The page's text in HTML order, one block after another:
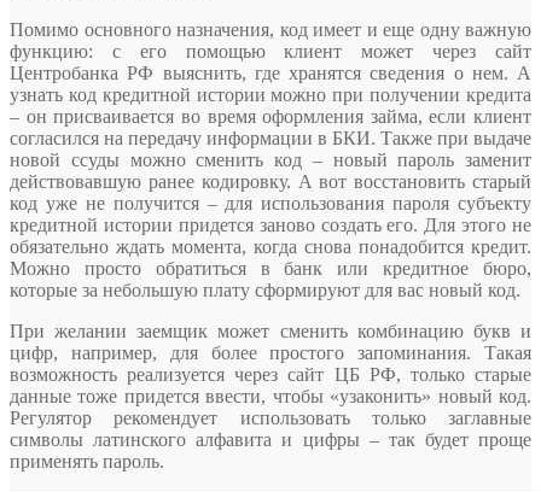
Помимо основного назначения, код имеет и еще одну важную
функцию: с его помощью клиент может через сайт
Центробанка РФ выяснить, где хранятся сведения о нем. А
узнать код кредитной истории можно при получении кредита
– он присваивается во время оформления займа, если клиент
согласился на передачу информации в БКИ. Также при выдаче
новой ссуды можно сменить код – новый пароль заменит
действовавшую ранее кодировку. А вот восстановить старый
код уже не получится – для использования пароля субъекту
кредитной истории придется заново создать его. Для этого не
обязательно ждать момента, когда снова понадобится кредит.
Можно просто обратиться в банк или кредитное бюро,
которые за небольшую плату сформируют для вас новый код.
При желании заемщик может сменить комбинацию букв и
цифр, например, для более простого запоминания. Такая
возможность реализуется через сайт ЦБ РФ, только старые
данные тоже придется ввести, чтобы «узаконить» новый код.
Регулятор рекомендует использовать только заглавные
символы латинского алфавита и цифры – так будет проще
применять пароль.